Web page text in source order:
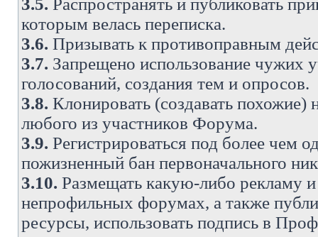
3.5. Распространять и публиковать
которым велась переписка.
3.6. Призывать к противоправным
3.7. Запрещено использование чужих
голосований, создания тем и опросов.
3.8. Клонировать (создавать похожие)
любого из участников Форума.
3.9. Регистрироваться под более чем
пожизненный бан первоначального
3.10. Размещать какую-либо рекламу
непрофильных форумах, а также
ресурсы, использовать подпись в